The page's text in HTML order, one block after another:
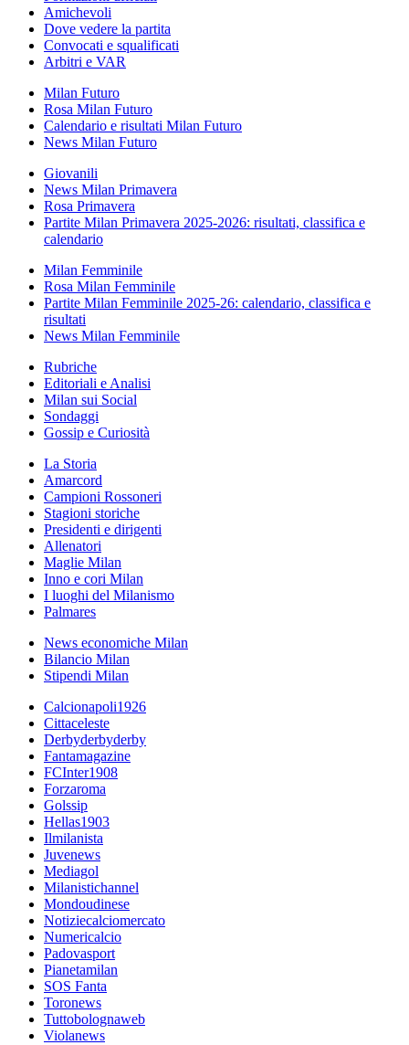
Amichevoli
Dove vedere la partita
Convocati e squalificati
Arbitri e VAR
Milan Futuro
Rosa Milan Futuro
Calendario e risultati Milan Futuro
News Milan Futuro
Giovanili
News Milan Primavera
Rosa Primavera
Partite Milan Primavera 2025-2026: risultati, classifica e
calendario
Milan Femminile
Rosa Milan Femminile
Partite Milan Femminile 2025-26: calendario, classifica e
risultati
News Milan Femminile
Rubriche
Editoriali e Analisi
Milan sui Social
Sondaggi
Gossip e Curiosità
La Storia
Amarcord
Campioni Rossoneri
Stagioni storiche
Presidenti e dirigenti
Allenatori
Maglie Milan
Inno e cori Milan
I luoghi del Milanismo
Palmares
News economiche Milan
Bilancio Milan
Stipendi Milan
Calcionapoli1926
Cittaceleste
Derbyderbyderby
Fantamagazine
FCInter1908
Forzaroma
Golssip
Hellas1903
Ilmilanista
Juvenews
Mediagol
Milanistichannel
Mondoudinese
Notiziecalciomercato
Numericalcio
Padovasport
Pianetamilan
SOS Fanta
Toronews
Tuttobolognaweb
Violanews